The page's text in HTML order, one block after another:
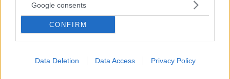
Google consents
CONFIRM
Data Deletion Data Access Privacy Policy